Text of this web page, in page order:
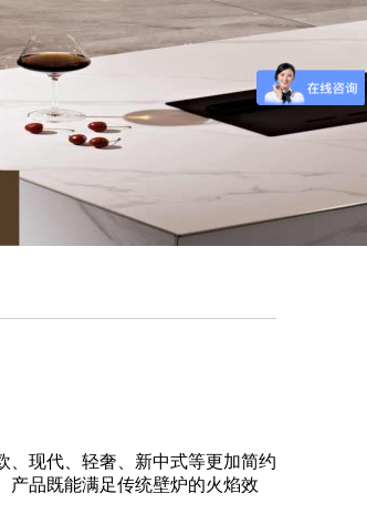
、现代、轻奢、新中式等更加简约
产品既能满足传统壁炉的火焰效